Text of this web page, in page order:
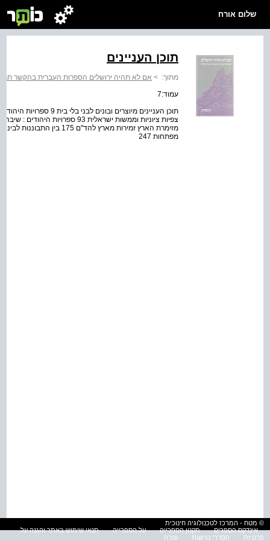
שלום אורח
תוכן העניינים
מתוך: > אם לא תהיה ירושלים הספרות העברית בהקשר
עמוד:7
תוכן העניינים מיוצרים
מפתחות 247
© מטח - המרכז לטכנולוגיה חינוכית
אינדקס הספרים
תקנון הספרייה על הספרייה
תנאי שימוש באתר והגנה על
פרטיות
הסדרי נגישות עזרה